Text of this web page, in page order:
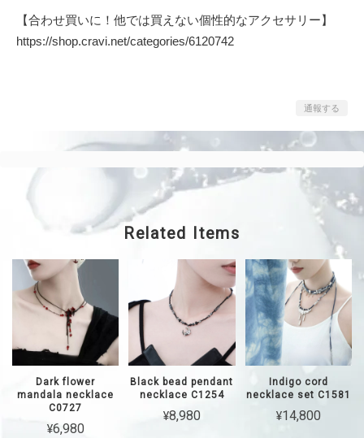
【合わせ買いに！他では買えない個性的なアクセサリー】
https://shop.cravi.net/categories/6120742
通報する
Related Items
Dark flower
mandala necklace
C0727
¥6,980
Black bead pendant
necklace C1254
¥8,980
Indigo cord
necklace set C1581
¥14,800